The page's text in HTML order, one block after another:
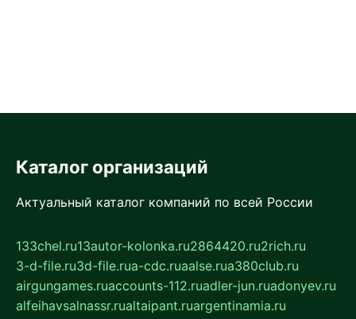
Каталог организаций
Актуальный каталог компаний по всей России
133chel.ru13autor-kolonka.ru2864420.ru2rich.ru
3-d-file.ru3d-file.rua-cdc.ruaalse.rua380club.ru
airgungames.ruaccounts-112.ruadler-jun.ruadonyev.ru
alfeihavsalnassr.rualtaipant.ruargentinamia.ru